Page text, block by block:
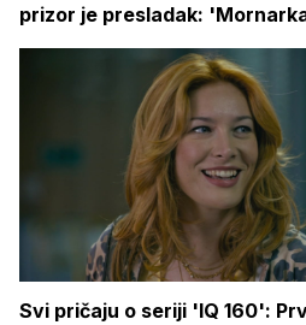
prizor je presladak:
Svi pričaju o seriji 'IQ 160':